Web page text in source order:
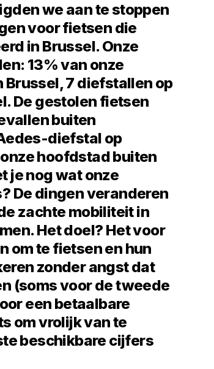
we aan te stoppen
voor fietsen die
in Brussel. Onze
13% van onze
7 diefstallen op
De gestolen fietsen
buiten
diefstal op
hoofdstad buiten
je nog wat onze
De dingen veranderen
zachte mobiliteit in
Het doel? Het voor
om te fietsen en hun
zonder angst dat
(soms voor de tweede
een betaalbare
om vrolijk van te
beschikbare cijfers